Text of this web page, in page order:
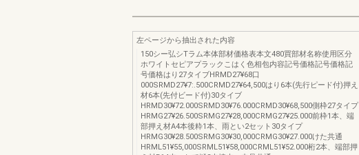
左ページから抽出された内容
150シー弘シTラム本体部材価格表本文480買部材名称使用区分
ホワイトセピアプラックこはく色相包内容記号価格記号価格記
号価格はり27タイブHRMD27¥68口
000SRMD27¥7:.500CRMD27¥64,500はり6本(先行ピード付)押え
材6本(先付ビード付)30タイブ
HRMD30¥72.000SRMD30¥76.000CRMD30¥68,500側枠27タイプ
HRMG27¥26.500SRMG27¥28,000CRMG27¥25.000前枠1本、端
部押え材A4本後粋1本、雨とい2セット30タイプ
HRMG30¥28.500SRMG30¥30,000CRMG30¥27.000けた共通
HRML51¥55,000SRML51¥58,000CRML51¥52.000桁2本、端部押